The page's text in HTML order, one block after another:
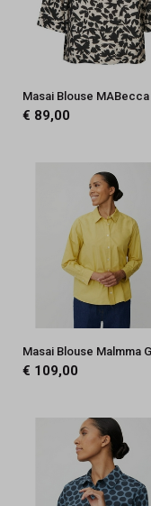
Masai Blouse
€ 89,00
Masai Blouse Malmma
€ 109,00